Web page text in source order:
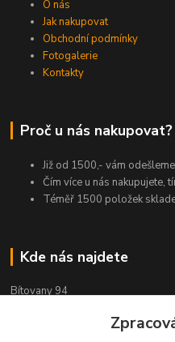
O nás
Jak nakupovat
Obchodní podmínky
Fotogalerie
Kontakty
Proč u nás nakupovat?
Již od 1500,- vám
Čím více u nás nakupujete,
Téměř 1500 položek
Kde nás najdete
Bítovany 94
538 51 Chrast u Chrudimi